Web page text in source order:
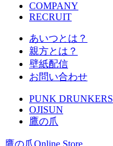
COMPANY
RECRUIT
あいつとは？
親方とは？
壁紙配信
お問い合わせ
PUNK DRUNKERS
OJISUN
鷹の爪
鷹の爪Online Store